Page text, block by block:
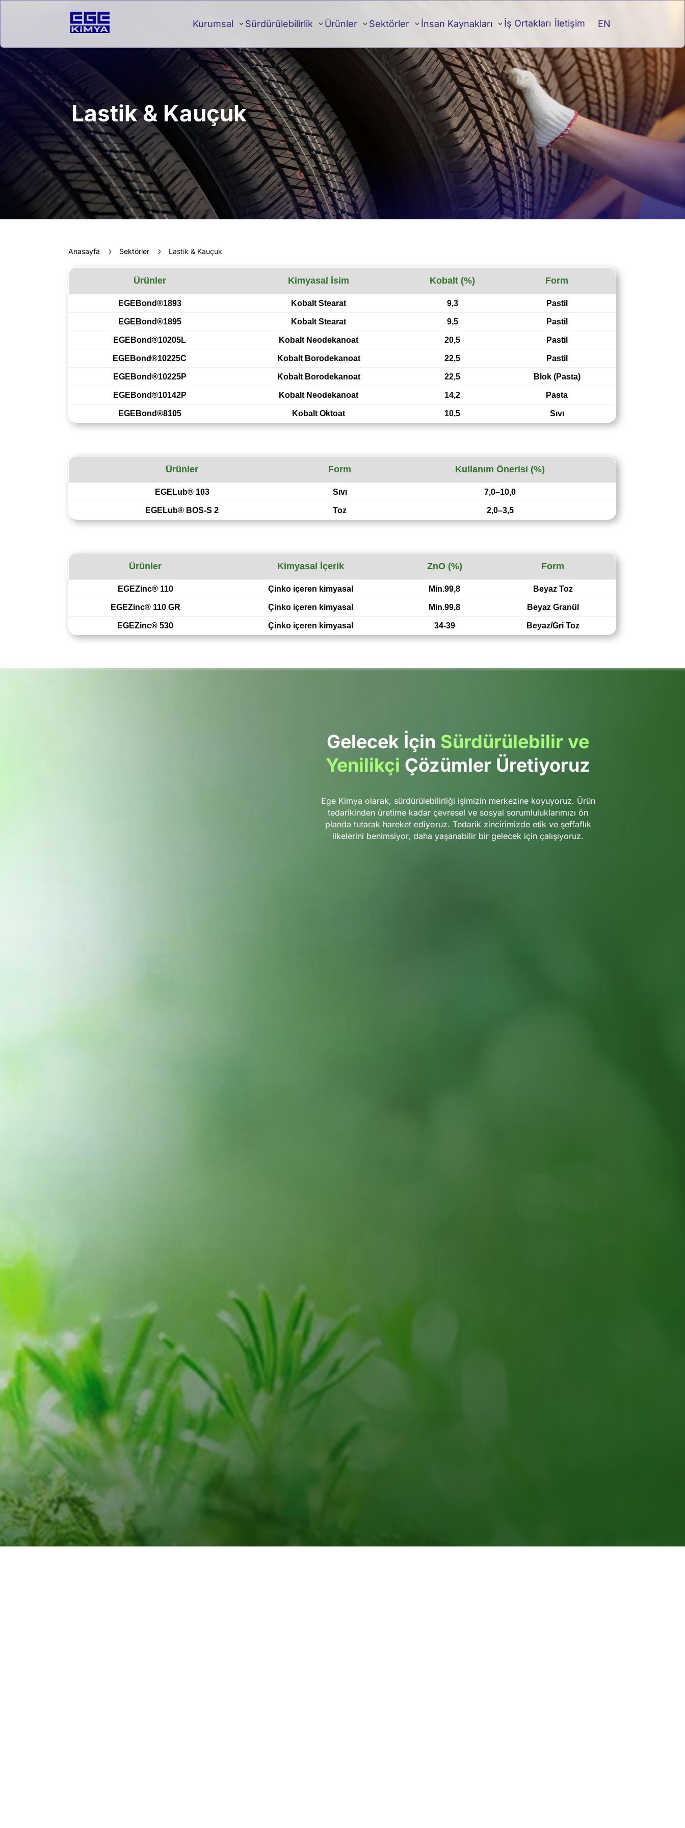
Kurumsal Sürdürülebilirlik Ürünler Sektörler İnsan Kaynakları İş Ortakları İletişim EN
Lastik & Kauçuk
Anasayfa 5 Sektörler 5 Lastik & Kauçuk
Ürünler Kimyasal İsim Kobalt (%) Form
EGEBond®1893 Kobalt Stearat 9,3
Pastil
EGEBond®1895
Kobalt Stearat 9,5
Pastil
EGEBond®10205L
Kobalt Neodekanoat 20,5
Pastil
EGEBond®10225C
Kobalt Borodekanoat 22,5
Pastil
EGEBond®10225P
Kobalt Borodekanoat 22,5
Blok (Pasta)
EGEBond®10142P
Kobalt Neodekanoat 14,2
Pasta
EGEBond®8105
Kobalt Oktoat 10,5 Sıvı
Ürünler Form Kullanım Önerisi (%)
EGELub® 103 Sıvı
7,0–10,0
EGELub® BOS-S 2
Toz 2,0–3,5
Ürünler Kimyasal İçerik ZnO (%) Form
EGEZinc® 110 Çinko içeren kimyasal Min.99,8
Beyaz Toz
EGEZinc® 110 GR
Çinko içeren kimyasal Min.99,8
Beyaz Granül
EGEZinc® 530
Çinko içeren kimyasal 34-39 Beyaz/Gri Toz
Gelecek İçin Sürdürülebilir ve
Yenilikçi Çözümler Üretiyoruz
Ege Kimya olarak, sürdürülebilirliği işimizin merkezine koyuyoruz. Ürün
tedarikinden üretime kadar çevresel ve sosyal sorumluluklarımızı ön
planda tutarak hareket ediyoruz. Tedarik zincirimizde etik ve şeffaflık
ilkelerini benimsiyor, daha yaşanabilir bir gelecek için çalışıyoruz.